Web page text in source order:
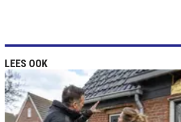
LEES OOK